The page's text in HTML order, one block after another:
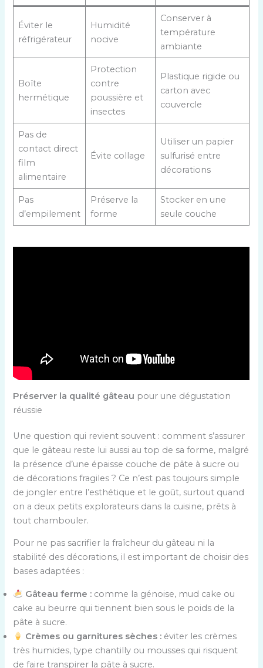
Éviter le
réfrigérateur
Humidité
nocive
Conserver à
température
ambiante
Boîte
hermétique
Protection
contre
poussière et
insectes
Plastique rigide ou
carton avec
couvercle
Pas de
contact direct
film
alimentaire
Évite collage
Utiliser un papier
sulfurisé entre
décorations
Pas
d’empilement
Préserve la
forme
Stocker en une
seule couche
Préserver la qualité gâteau pour une dégustation
réussie
Une question qui revient souvent : comment s’assurer
que le gâteau reste lui aussi au top de sa forme, malgré
la présence d’une épaisse couche de pâte à sucre ou
de décorations fragiles ? Ce n’est pas toujours simple
de jongler entre l’esthétique et le goût, surtout quand
on a deux petits explorateurs dans la cuisine, prêts à
tout chambouler.
Pour ne pas sacrifier la fraîcheur du gâteau ni la
stabilité des décorations, il est important de choisir des
bases adaptées :
Gâteau ferme : comme la génoise, mud cake ou
cake au beurre qui tiennent bien sous le poids de la
pâte à sucre.
Crèmes ou garnitures sèches : éviter les crèmes
très humides, type chantilly ou mousses qui risquent
de faire transpirer la pâte à sucre.